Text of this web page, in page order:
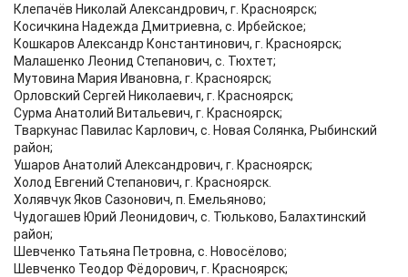
Клепачёв Николай Александрович, г. Красноярск;
Косичкина Надежда Дмитриевна, с. Ирбейское;
Кошкаров Александр Константинович, г. Красноярск;
Малашенко Леонид Степанович, с. Тюхтет;
Мутовина Мария Ивановна, г. Красноярск;
Орловский Сергей Николаевич, г. Красноярск;
Сурма Анатолий Витальевич, г. Красноярск;
Тваркунас Павилас Карлович, с. Новая Солянка, Рыбинский
район;
Ушаров Анатолий Александрович, г. Красноярск;
Холод Евгений Степанович, г. Красноярск.
Холявчук Яков Сазонович, п. Емельяново;
Чудогашев Юрий Леонидович, с. Тюльково, Балахтинский
район;
Шевченко Татьяна Петровна, с. Новосёлово;
Шевченко Теодор Фёдорович, г. Красноярск;